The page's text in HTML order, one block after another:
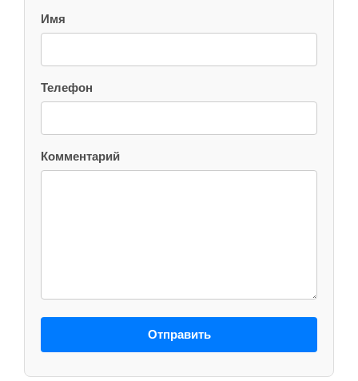
Имя
Телефон
Комментарий
Отправить